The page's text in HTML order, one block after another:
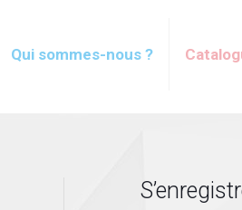
Qui sommes-nous ?